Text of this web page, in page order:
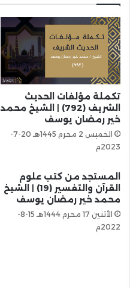
تكملة مؤلفات الحديث
الشريف (792) | الشيخ محمد
خير رمضان يوسف
الخميس 2 محرم 1445هـ 20-7-
2023م
المستجد من كتب علوم
القرآن والتفسير (19) | الشيخ
محمد خير رمضان يوسف
الأثنين 17 محرم 1444هـ 15-8-
2022م